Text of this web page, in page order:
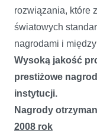
rozwiązania, które
światowych
nagrodami i
Wysoką jakość
prestiżowe
instytucji.
Nagrody
2008 rok